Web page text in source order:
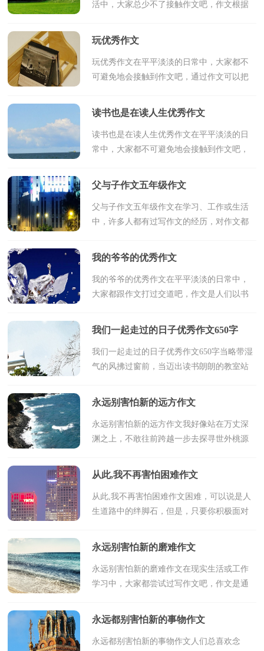
活中，大家总少不了接触作文吧，作文根据
文、议论文。一篇什么样的作文才能称之为
玩优秀作文
玩优秀作文在平平淡淡的日常中，大家都不
可避免地会接触到作文吧，通过作文可以把
么你有了解过作文吗？下面是小编为大家整
读书也是在读人生优秀作文
读书也是在读人生优秀作文在平平淡淡的日
常中，大家都不可避免地会接触到作文吧，
经过压缩的简要的、自己能明白的语言，向
父与子作文五年级作文
父与子作文五年级作文在学习、工作或生活
中，许多人都有过写作文的经历，对作文都
组织，通过文字来表达一个主题意义的记叙
我的爷爷的优秀作文
我的爷爷的优秀作文在平平淡淡的日常中，
大家都跟作文打过交道吧，作文是人们以书
作文才能称之为优秀作文呢？以下是小编为
我们一起走过的日子优秀作文650字
我们一起走过的日子优秀作文650字当略带湿
气的风拂过窗前，当迈出读书朗朗的教室站
一个角落、遥望一群群大雁飞过。我想起了
永远别害怕新的远方作文
永远别害怕新的远方作文我好像站在万丈深
渊之上，不敢往前跨越一步去探寻世外桃源
我回过神，看着面前的自行车，不，准确的
从此,我不再害怕困难作文
从此,我不再害怕困难作文困难，可以说是人
生道路中的绊脚石，但是，只要你积极面对
石。——题记曾经，我是一个害怕困难的女
永远别害怕新的磨难作文
永远别害怕新的磨难作文在现实生活或工作
学习中，大家都尝试过写作文吧，作文是通
何写一篇有思想、有文采的作文呢？下面是
永远都别害怕新的事物作文
永远都别害怕新的事物作文人们总喜欢念